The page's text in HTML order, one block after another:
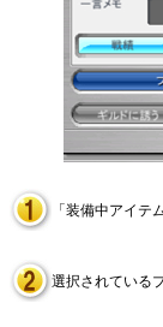
「装備中アイテ
選択されている